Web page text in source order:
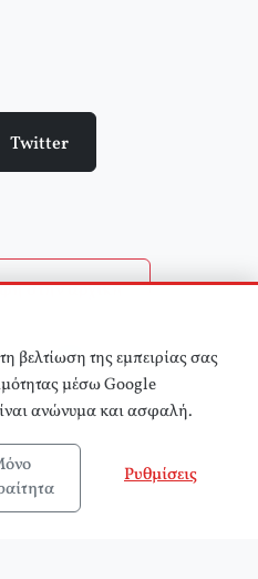
Twitter
στην αρχική
άρθρων
βελτίωση της εμπειρίας σας
μέσω Google
ανώνυμα και ασφαλή.
Ρυθμίσεις